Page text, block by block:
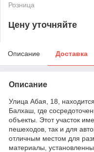
Розница
Цену уточняйте
Описание Доставка
Описание
Улица Абая, 18,
Балхаш, где
объекты. Этот участок
пешеходов, так и для
отличным местом для
материалы,